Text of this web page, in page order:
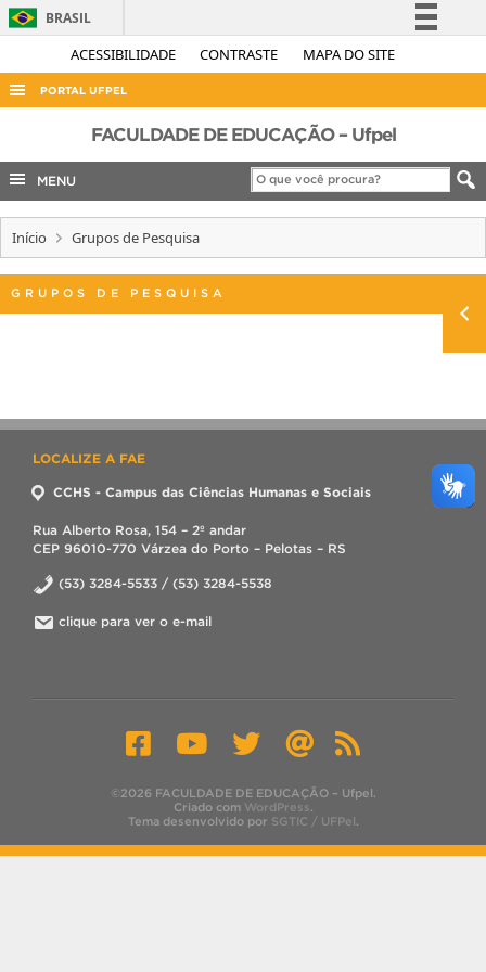
ACESSIBILIDADE CONTRASTE MAPA DO SITE
BRASIL
Simplifique!
Acesso à informação
Legislação
Canais
PORTAL UFPEL
ACESSO À INFORMAÇÃO
AUDITORIA
COBALTO
CONCURSOS
EDITAIS
INTERNACIONAL
TELEFONES
FACULDADE DE EDUCAÇÃO – Ufpel
MENU
Início Grupos de Pesquisa
GRUPOS DE PESQUISA
LOCALIZE A FAE
CCHS - Campus das Ciências Humanas e Sociais
Rua Alberto Rosa, 154 – 2º andar
CEP 96010-770 Várzea do Porto – Pelotas – RS
(53) 3284-5533 / (53) 3284-5538
clique para ver o e-mail
©2026 FACULDADE DE EDUCAÇÃO – Ufpel.
Criado com WordPress.
Tema desenvolvido por SGTIC / UFPel.